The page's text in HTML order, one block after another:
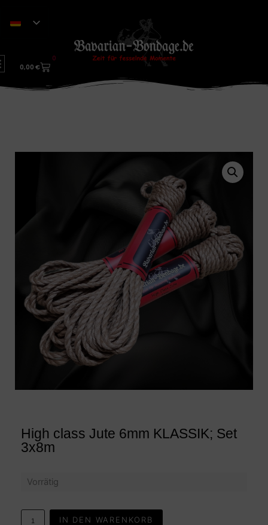
0,00 €
0
High class Jute 6mm KLASSIK; Set
3x8m
Vorrätig
IN DEN WARENKORB